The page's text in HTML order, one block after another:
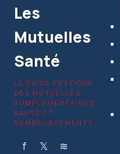
Les
Mutuelles
Santé
LE GUIDE PRATIQUE
DES MUTUELLES,
COMPLÉMENTAIRES
SANTÉ ET
REMBOURSEMENTS
f 𝕏 ≋